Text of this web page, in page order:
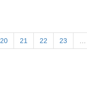
20 21 22 23 …